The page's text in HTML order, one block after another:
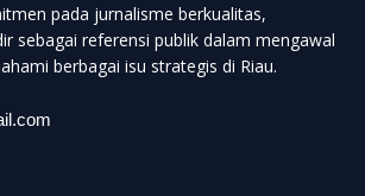
pada jurnalisme berkualitas,
sebagai referensi publik dalam mengawal
berbagai isu strategis di Riau.